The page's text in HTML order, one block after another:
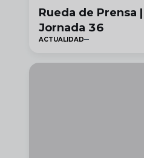
Rueda de Prensa
Jornada 36
ACTUALIDAD